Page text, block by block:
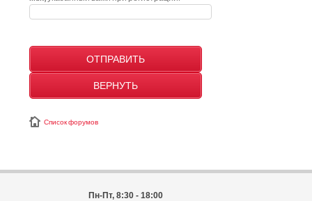
Список форумов
Пн-Пт, 8:30 - 18:00